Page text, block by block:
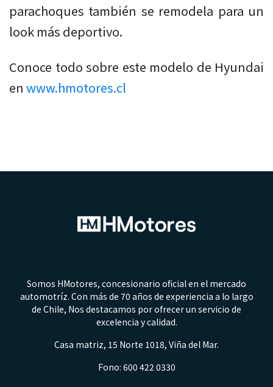
parachoques también se remodela para un
look más deportivo.
Conoce todo sobre este modelo de Hyundai
en www.hmotores.cl
Somos HMotores, concesionario oficial en el mercado
automotríz. Con más de 70 años de experiencia a lo largo
de Chile, Nos destacamos por ofrecer un servicio de
excelencia y calidad.
Casa matriz, 15 Norte 1018, Viña del Mar.
Fono: 600 422 0330